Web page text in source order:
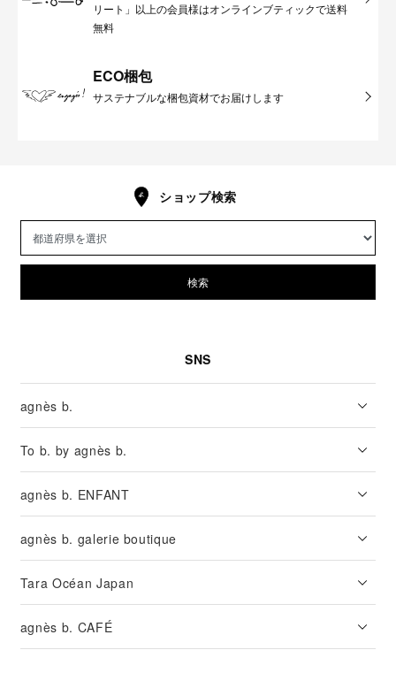
リート」以上の会員様はオンラインブティックで送料
無料
ECO梱包
サステナブルな梱包資材でお届けします
ショップ検索
検索
SNS
agnès b.
To b. by agnès b.
agnès b. ENFANT
agnès b. galerie boutique
Tara Océan Japan
agnès b. CAFÉ